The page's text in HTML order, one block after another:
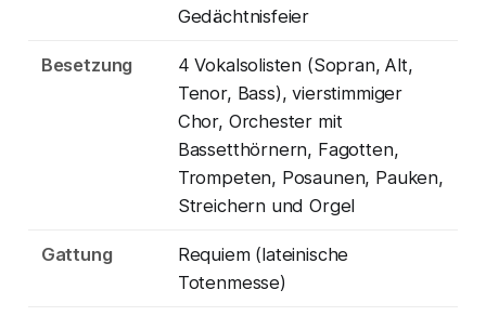
Gedächtnisfeier
Besetzung
4 Vokalsolisten (Sopran, Alt,
Tenor, Bass), vierstimmiger
Chor, Orchester mit
Bassetthörnern, Fagotten,
Trompeten, Posaunen, Pauken,
Streichern und Orgel
Gattung
Requiem (lateinische
Totenmesse)